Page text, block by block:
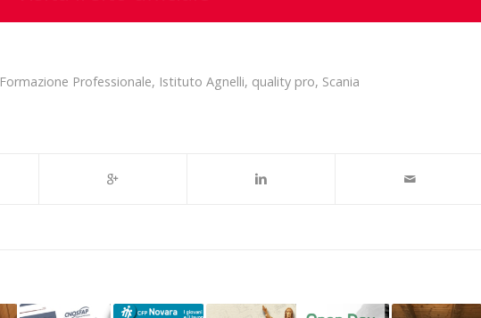
Formazione Professionale, Istituto Agnelli, quality pro, Scania